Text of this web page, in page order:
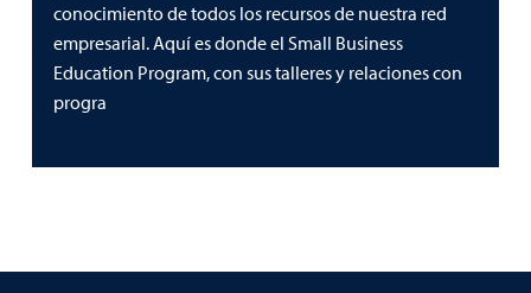
conocimiento de todos los recursos de nuestra red
empresarial. Aquí es donde el Small Business
Education Program, con sus talleres y relaciones con
progra